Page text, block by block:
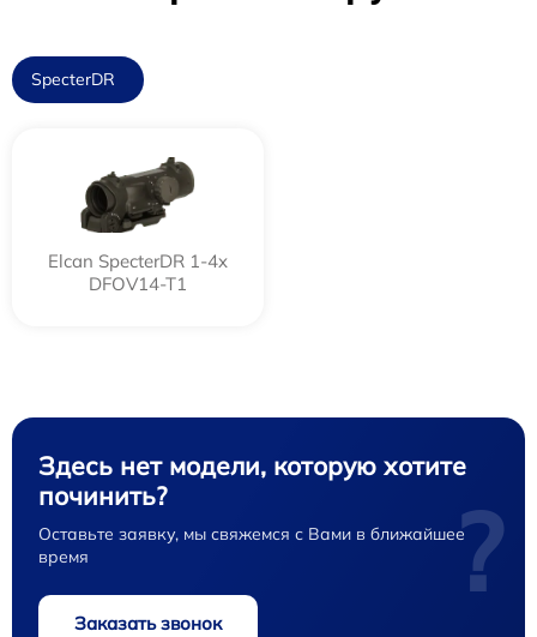
SpecterDR
Elcan SpecterDR 1-4x
DFOV14-T1
Здесь нет модели, которую хотите
починить?
Оставьте заявку, мы свяжемся с Вами в ближайшее
время
Заказать звонок
?